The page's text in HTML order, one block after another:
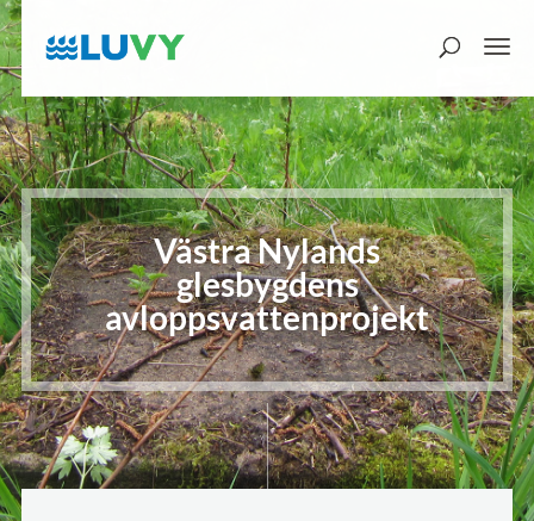
Västra Nylands
glesbygdens
avloppsvattenprojekt